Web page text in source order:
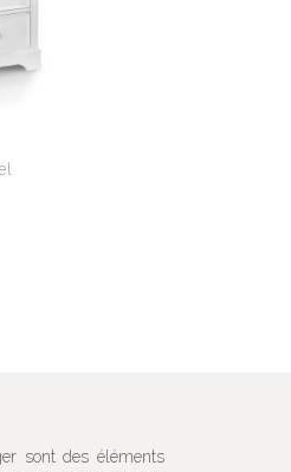
sont des éléments